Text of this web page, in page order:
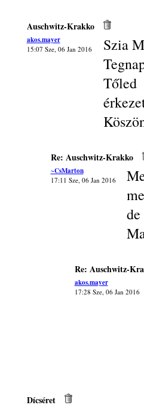
Auschwitz-Krakko
akos.mayer
15:07 Sze, 06 Jan 2016
Szia
Re: Auschwitz-Krakko
~CsMarton
17:11 Sze, 06 Jan 2016
Re: Auschwitz-
akos.mayer
17:28 Sze, 06 Jan 2016
Dícséret